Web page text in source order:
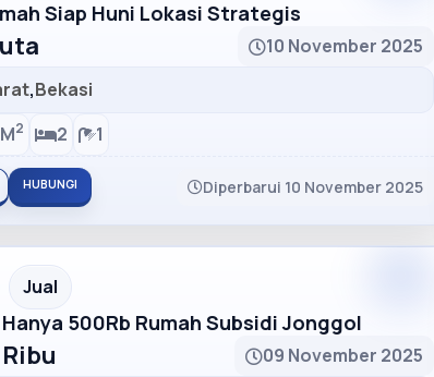
Siap Huni Lokasi Strategis
10 November 2025
,Bekasi
2 2 1
HUBUNGI Diperbarui 10 November 2025
Jual
Hanya 500Rb Rumah Subsidi Jonggol
09 November 2025